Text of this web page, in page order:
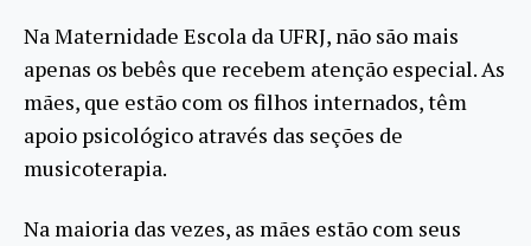
Na Maternidade Escola da UFRJ, não são mais
apenas os bebês que recebem atenção especial. As
mães, que estão com os filhos internados, têm
apoio psicológico através das seções de
musicoterapia.
Na maioria das vezes, as mães estão com seus